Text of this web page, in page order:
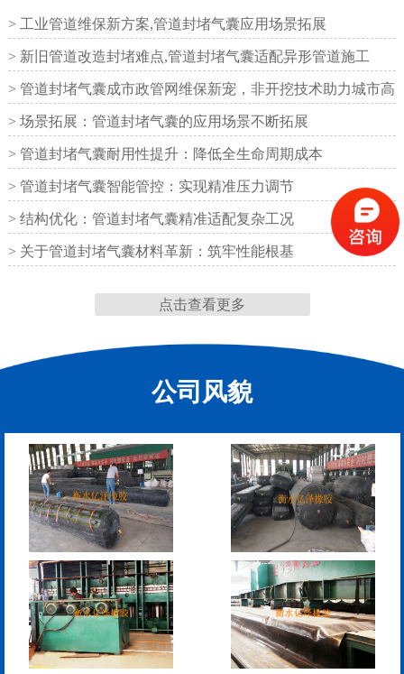
铁路盆式支座 公路盆式橡胶支座
缝
缝
RG型桥梁伸缩缝
D40、60、80型桥梁伸
缩缝
> 工业管道维保新方案,管道封堵气囊应用场景拓展
> 新旧管道改造封堵难点,管道封堵气囊适配异形管道施工
> 管道封堵气囊成市政管网维保新宠，非开挖技术助力城市高
效运
> 场景拓展：管道封堵气囊的应用场景不断拓展
> 管道封堵气囊耐用性提升：降低全生命周期成本
> 管道封堵气囊智能管控：实现精准压力调节
> 结构优化：管道封堵气囊精准适配复杂工况
> 关于管道封堵气囊材料革新：筑牢性能根基
点击查看更多
公司风貌